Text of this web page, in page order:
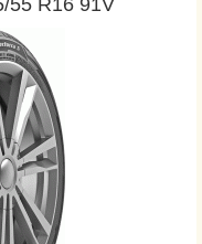
55 R16 91V